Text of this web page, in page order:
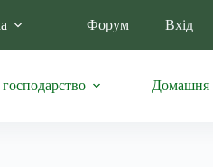
Форум
Вхід
Домашня